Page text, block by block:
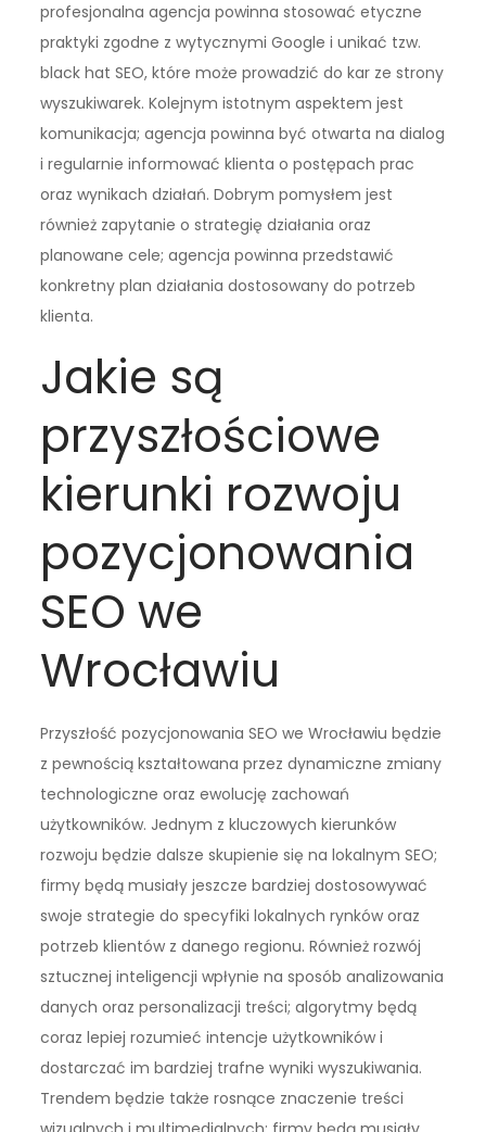
profesjonalna agencja powinna stosować etyczne
praktyki zgodne z wytycznymi Google i unikać tzw.
black hat SEO, które może prowadzić do kar ze strony
wyszukiwarek. Kolejnym istotnym aspektem jest
komunikacja; agencja powinna być otwarta na dialog
i regularnie informować klienta o postępach prac
oraz wynikach działań. Dobrym pomysłem jest
również zapytanie o strategię działania oraz
planowane cele; agencja powinna przedstawić
konkretny plan działania dostosowany do potrzeb
klienta.
Jakie są
przyszłościowe
kierunki rozwoju
pozycjonowania
SEO we
Wrocławiu
Przyszłość pozycjonowania SEO we Wrocławiu będzie
z pewnością kształtowana przez dynamiczne zmiany
technologiczne oraz ewolucję zachowań
użytkowników. Jednym z kluczowych kierunków
rozwoju będzie dalsze skupienie się na lokalnym SEO;
firmy będą musiały jeszcze bardziej dostosowywać
swoje strategie do specyfiki lokalnych rynków oraz
potrzeb klientów z danego regionu. Również rozwój
sztucznej inteligencji wpłynie na sposób analizowania
danych oraz personalizacji treści; algorytmy będą
coraz lepiej rozumieć intencje użytkowników i
dostarczać im bardziej trafne wyniki wyszukiwania.
Trendem będzie także rosnące znaczenie treści